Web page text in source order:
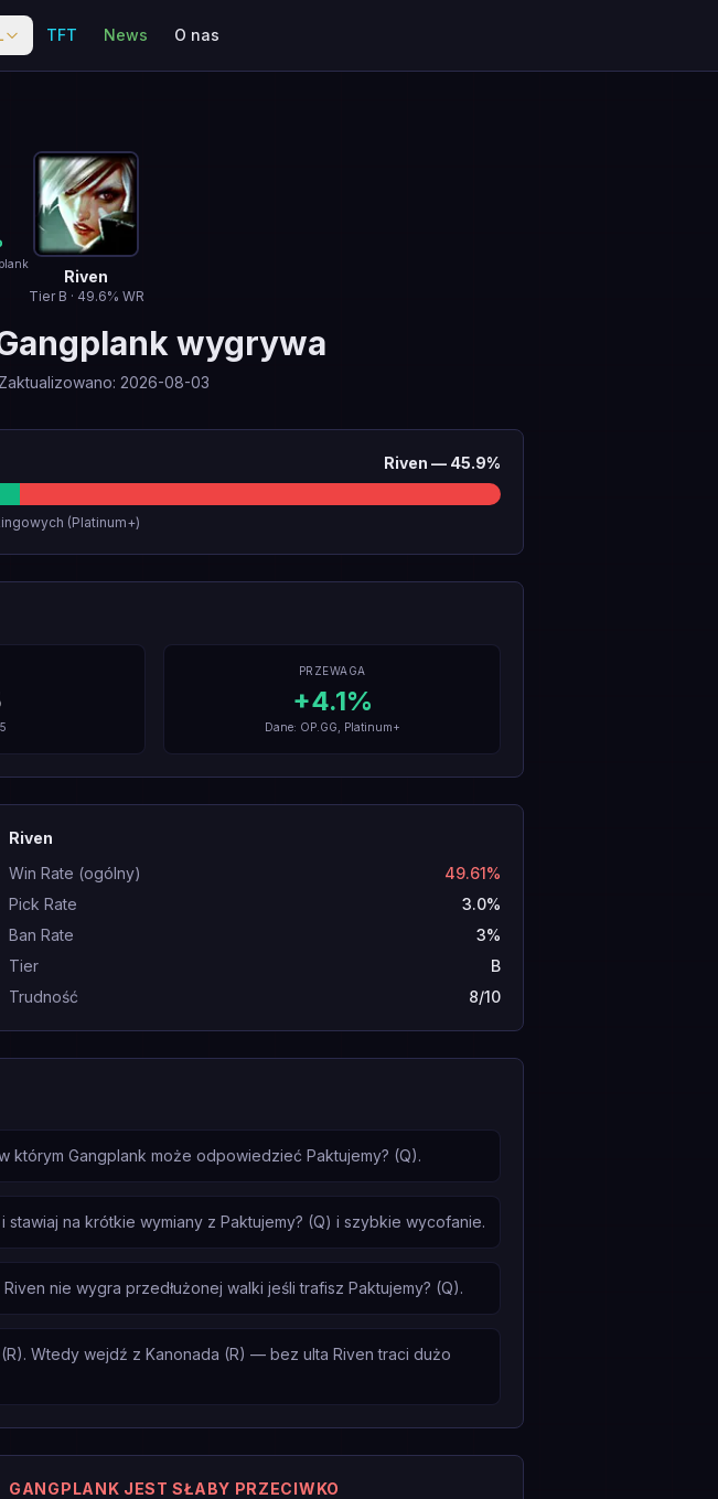
TFT News O nas
Riven
Tier B · 49.6% WR
wygrywa
Zaktualizowano: 2026-08-03
Riven — 45.9%
(Platinum+)
PRZEWAGA
+4.1%
Dane: OP.GG, Platinum+
Riven
Win Rate (ogólny)
49.61%
Pick Rate
3.0%
Ban Rate
3%
Tier
B
Trudność
8/10
którym Gangplank może odpowiedzieć Paktujemy? (Q).
na krótkie wymiany z Paktujemy? (Q) i szybkie wycofanie.
nie wygra przedłużonej walki jeśli trafisz Paktujemy? (Q).
Wtedy wejdź z Kanonada (R) — bez ulta Riven traci dużo
GANGPLANK JEST SŁABY PRZECIWKO